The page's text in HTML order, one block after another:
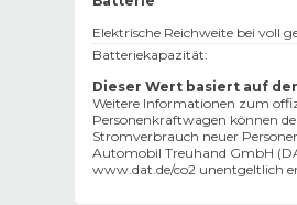
Elektrische Reichweite bei voll
Batteriekapazität:
Dieser Wert basiert auf
Weitere Informationen zum
Personenkraftwagen können
Stromverbrauch neuer
Automobil Treuhand GmbH
www.dat.de/co2 unentgeltlich